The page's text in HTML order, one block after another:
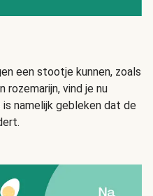
een stootje kunnen, zoals
rozemarijn, vind je nu
namelijk gebleken dat de